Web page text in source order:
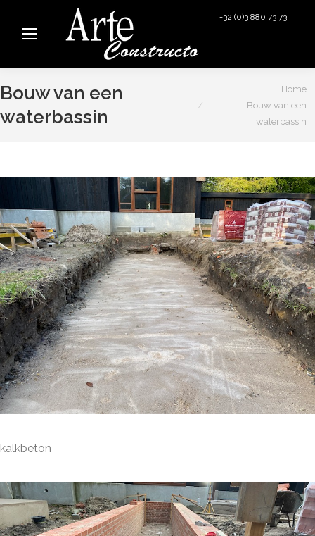
+32 (0)3 880 73 73
Bouw van een
waterbassin
Home
Bouw van een
waterbassin
kalkbeton